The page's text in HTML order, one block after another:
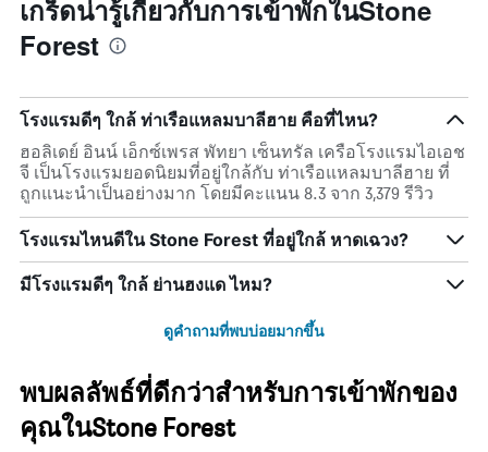
เกร็ดน่ารู้เกี่ยวกับการเข้าพักในStone
Forest
โรงแรมดีๆ ใกล้ ท่าเรือแหลมบาลีฮาย คือที่ไหน?
ฮอลิเดย์ อินน์ เอ็กซ์เพรส พัทยา เซ็นทรัล เครือโรงแรมไอเอช
จี เป็นโรงแรมยอดนิยมที่อยู่ใกล้กับ ท่าเรือแหลมบาลีฮาย ที่
ถูกแนะนำเป็นอย่างมาก โดยมีคะแนน 8.3 จาก 3,379 รีวิว
โรงแรมไหนดีใน Stone Forest ที่อยู่ใกล้ หาดเฉวง?
มีโรงแรมดีๆ ใกล้ ย่านฮงแด ไหม?
ดูคำถามที่พบบ่อยมากขึ้น
พบผลลัพธ์ที่ดีกว่าสำหรับการเข้าพักของ
คุณในStone Forest